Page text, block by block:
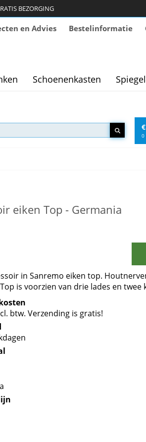
BEZORGING
en Advies Bestelinformatie
Schoenenkasten
0
eiken Top - Germania
in Sanremo eiken top.
is voorzien van drie lades en twee
btw. Verzending is gratis!